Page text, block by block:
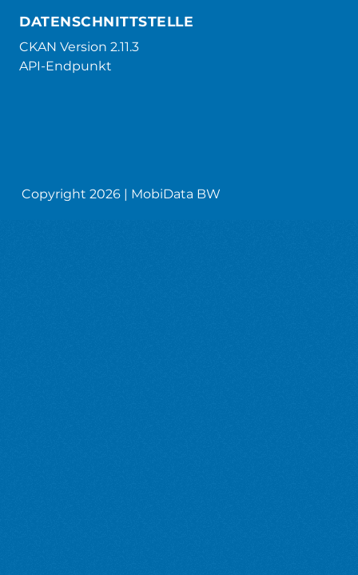
DATENSCHNITTSTELLE
CKAN Version 2.11.3
API-Endpunkt
Copyright 2026 | MobiData BW